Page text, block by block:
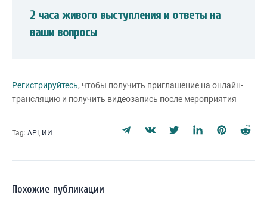
2 часа живого выступления и ответы на
ваши вопросы
Регистрируйтесь, чтобы получить приглашение на онлайн-
трансляцию и получить видеозапись после мероприятия
Tag: API ИИ
Похожие публикации